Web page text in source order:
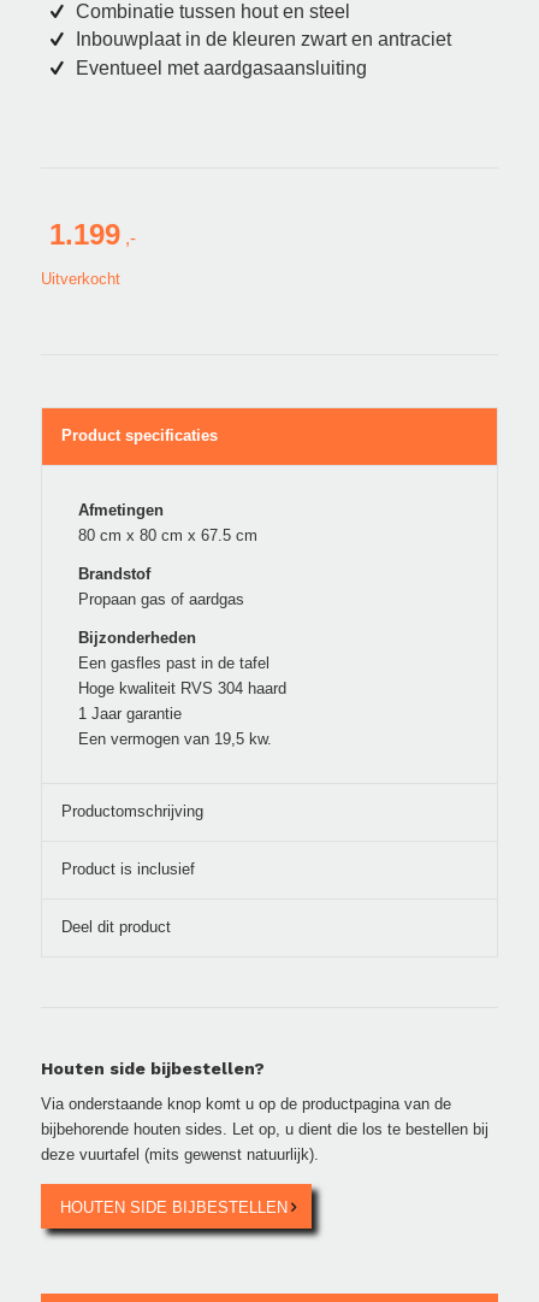
Combinatie tussen hout en steel
Inbouwplaat in de kleuren zwart en antraciet
Eventueel met aardgasaansluiting
1.199
Uitverkocht
Product specificaties
Afmetingen
80 cm x 80 cm x 67.5 cm
Brandstof
Propaan gas of aardgas
Bijzonderheden
Een gasfles past in de tafel
Hoge kwaliteit RVS 304 haard
1 Jaar garantie
Een vermogen van 19,5 kw.
Productomschrijving
Product is inclusief
Deel dit product
Houten side bijbestellen?
Via onderstaande knop komt u op de productpagina van de
bijbehorende houten sides. Let op, u dient die los te bestellen bij
deze vuurtafel (mits gewenst natuurlijk).
HOUTEN SIDE BIJBESTELLEN